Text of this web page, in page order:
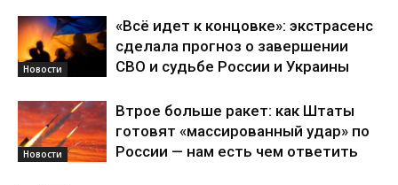
Новости
«Всё идет к концовке»: экстрасенс
сделала прогноз о завершении
СВО и судьбе России и Украины
Новости
Втрое больше ракет: как Штаты
готовят «массированный удар» по
России — нам есть чем ответить